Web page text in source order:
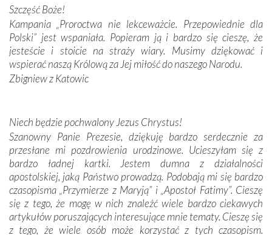
Podczas tej kilkudniowej wyprawy na każdym kroku
spotykaliśmy się z serdeczną otwartością
Portugalczyków. Podziwialiśmy ich ludową sztukę i
zwyczaje. Mimo że nasze kraje są od siebie bardzo
oddalone, w żaden sposób nie czuliśmy się obco.
Sprawiła to oczywiście sama Matka Boża, ale też
kulturowa bliskość biorąca swój początek w naszej
mieliśmy okazję przekonać się, że Maryja swoją opieką
otacza nie tylko nasz naród, lecz wszystkie nacje, które
się Jej ufnie oddają, a także każdą osobę, która zawierza
Jej siebie oraz swych bliskich.
Dzieje Portugalii to również historia wierności Bogu i
odstępstw, także w życiu władców. Trudne momenty w
wymiarze tak osobistym, jak i zbiorowym, przypominają o
Szczęść Boże!
Kampania „Proroctwa nie lekceważcie. Przepowiednie dla
Polski” jest wspaniała. Popieram ją i bardzo się cieszę, że
jesteście i stoicie na straży wiary. Musimy dziękować i
wspierać naszą Królową za Jej miłość do naszego Narodu.
Zbigniew z Katowic
Niech będzie pochwalony Jezus Chrystus!
Szanowny Panie Prezesie, dziękuję bardzo serdecznie za
przesłane mi pozdrowienia urodzinowe. Ucieszyłam się z
bardzo ładnej kartki. Jestem dumna z działalności
apostolskiej, jaką Państwo prowadzą. Podobają mi się bardzo
czasopisma „Przymierze z Maryją” i „Apostoł Fatimy”. Cieszę
się z tego, że mogę w nich znaleźć wiele bardzo ciekawych
artykułów poruszających interesujące mnie tematy. Cieszę się
z tego, że wiele osób może korzystać z tych czasopism.